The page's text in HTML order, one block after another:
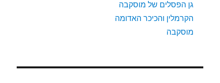
גן הפסלים של מוסקבה
הקרמלין והכיכר האדומה
מוסקבה